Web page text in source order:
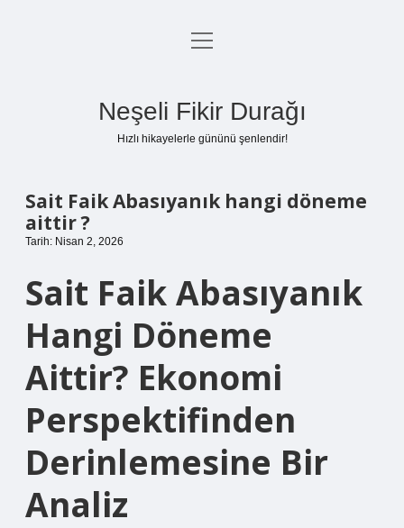
Anasayfa
menüyü
Neşeli Fikir Durağı
Hızlı hikayelerle gününü şenlendir!
Sait Faik Abasıyanık hangi döneme
aittir ?
Tarih: Nisan 2, 2026
Sait Faik Abasıyanık
Hangi Döneme
Aittir? Ekonomi
Perspektifinden
Derinlemesine Bir
Analiz